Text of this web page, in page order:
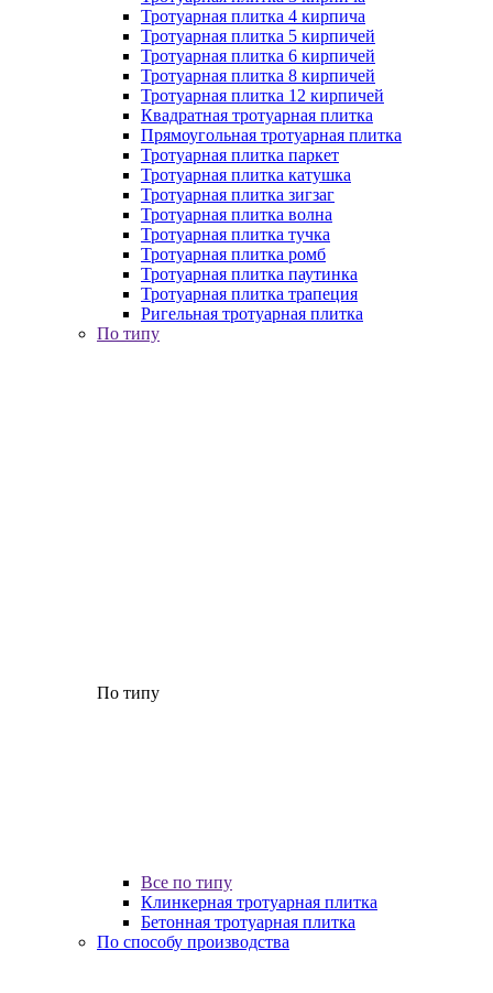
Тротуарная плитка 4 кирпича
Тротуарная плитка 5 кирпичей
Тротуарная плитка 6 кирпичей
Тротуарная плитка 8 кирпичей
Тротуарная плитка 12 кирпичей
Квадратная тротуарная плитка
Прямоугольная тротуарная плитка
Тротуарная плитка паркет
Тротуарная плитка катушка
Тротуарная плитка зигзаг
Тротуарная плитка волна
Тротуарная плитка тучка
Тротуарная плитка ромб
Тротуарная плитка паутинка
Тротуарная плитка трапеция
Ригельная тротуарная плитка
По типу
По типу
Все по типу
Клинкерная тротуарная плитка
Бетонная тротуарная плитка
По способу производства